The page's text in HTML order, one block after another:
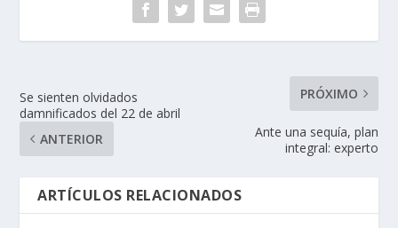
Se sienten olvidados
damnificados del 22 de abril
ANTERIOR
PRÓXIMO
Ante una sequía, plan
integral: experto
ARTÍCULOS RELACIONADOS